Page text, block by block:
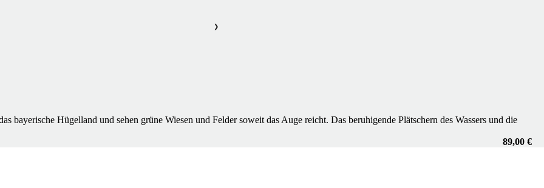
bayerische Hügelland und sehen grüne Wiesen und Felder soweit das Auge reicht. Das beruhigende Plätschern des Wassers und die
89,00 €
❯